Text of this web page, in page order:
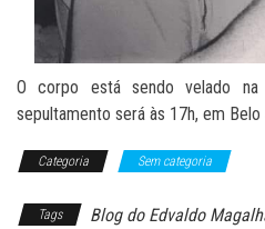
O corpo está sendo velado
sepultamento será às 17h, em Belo
Categoria Sem categoria
Tags Blog do Edvaldo